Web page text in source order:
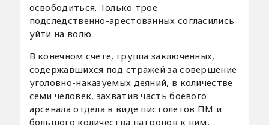
освободиться. Только трое
подследственно-арестованных согласились
уйти на волю.
В конечном счете, группа заключенных,
содержавшихся под стражей за совершение
уголовно-наказуемых деяний, в количестве
семи человек, захватив часть боевого
арсенала отдела в виде пистолетов ПМ и
большого количества патронов к ним,